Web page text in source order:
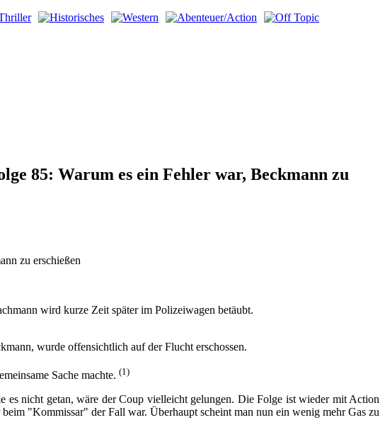
85: Warum es ein Fehler war, Beckmann zu
zu erschießen
wird kurze Zeit später im Polizeiwagen betäubt.
wurde offensichtlich auf der Flucht erschossen.
Sache machte. (1)
es nicht getan, wäre der Coup vielleicht gelungen. Die Folge ist wieder mit Action
"Kommissar" der Fall war. Überhaupt scheint man nun ein wenig mehr Gas zu